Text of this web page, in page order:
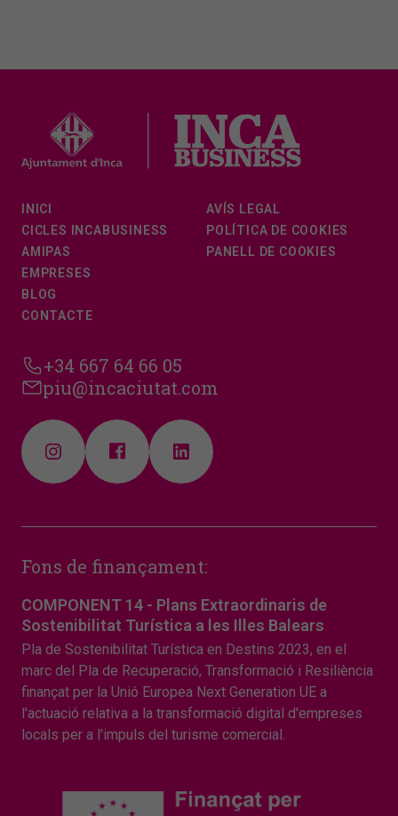
INICI
CICLES INCABUSINESS
AMIPAS
EMPRESES
BLOG
CONTACTE
AVÍS LEGAL
POLÍTICA DE COOKIES
PANELL DE COOKIES
+34 667 64 66 05
piu@incaciutat.com
Fons de finançament:
COMPONENT 14 - Plans Extraordinaris de
Sostenibilitat Turística a les Illes Balears
Pla de Sostenibilitat Turística en Destins 2023, en el
marc del Pla de Recuperació, Transformació i Resiliència
finançat per la Unió Europea Next Generation UE a
l'actuació relativa a la transformació digital d'empreses
locals per a l'impuls del turisme comercial.